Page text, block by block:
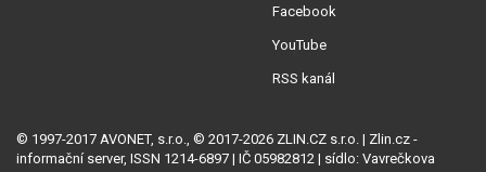
Facebook
YouTube
RSS kanál
© 1997-2017 AVONET, s.r.o., © 2017-2026 ZLIN.CZ s.r.o. | Zlin.cz -
informační server, ISSN 1214-6897 | IČ 05982812 | sídlo: Vavrečkova